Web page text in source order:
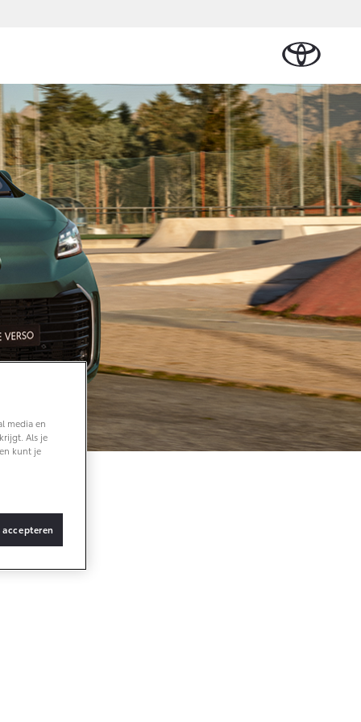
Cruiser
ELEKTRISCH
€ 32.995,-
Toyota C-HR
OOK ALS PLUG-IN
HYBRIDE
bZ4X Touring
ELEKTRISCH
€ 48.995,-
Plan een proefrit
Vraag een brochure aan
Bekijk de verwachte
modellen
Onderdelen &
Accessoires
Onderdelen
Accessoires
Banden
Schade melden
Werkplaatsafspraak
maken
Contact en
Route
Oplaadservice
Thuislaadpakketten
Laadpas
Energie en slim
laden
Contact en
Route
Lease
Bedrijfswagens
Bedrijfswagens
op maat
Financieren of
leasen
Verzekeren
Plan een
proefrit
Vraag een
brochure
aan
Contact en
Route
media en
Als je
kunt je